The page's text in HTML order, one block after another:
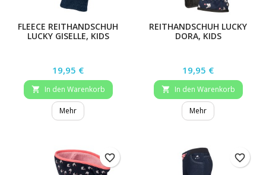
FLEECE REITHANDSCHUH
LUCKY GISELLE, KIDS
Preis
19,95 €
 In den Warenkorb
Mehr
REITHANDSCHUH LUCKY
DORA, KIDS
Preis
19,95 €
 In den Warenkorb
Mehr
favorite_border favorite_border